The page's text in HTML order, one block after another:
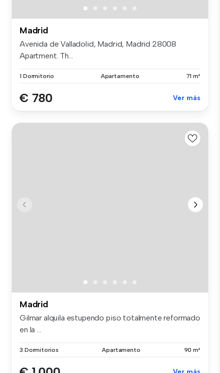
Madrid
Avenida de Valladolid, Madrid, Madrid 28008
Apartment. Th...
1 Dormitorio Apartamento 71 m²
€ 780 Ver más
Madrid
Gilmar alquila estupendo piso totalmente reformado
en la ...
3 Dormitorios Apartamento 90 m²